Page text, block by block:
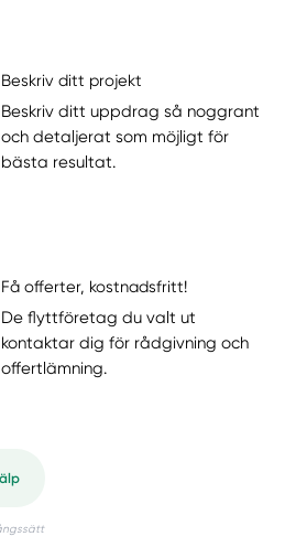
Beskriv ditt projekt
Beskriv ditt uppdrag så noggrant
och detaljerat som möjligt för
bästa resultat.
Få offerter, kostnadsfritt!
De flyttföretag du valt ut
kontaktar dig för rådgivning och
offertlämning.